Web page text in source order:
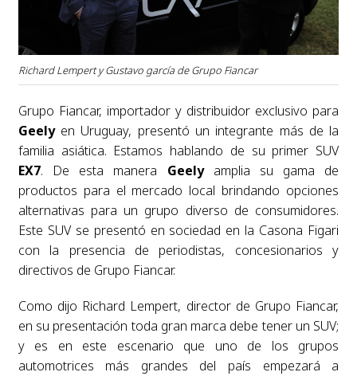
Richard Lempert y Gustavo garcía de Grupo Fiancar
Grupo Fiancar, importador y distribuidor exclusivo para
Geelyen Uruguay, presentó un integrante más de la
familia asiática. Estamos hablando de su primer SUV
EX7. De esta manera Geelyamplia su gama de
productos para el mercado local brindando opciones
alternativas para un grupo diverso de consumidores.
Este SUV se presentó en sociedad en la Casona Figari
con la presencia de periodistas, concesionarios y
directivos de Grupo Fiancar.
Como dijo Richard Lempert, director de Grupo Fiancar,
en su presentación toda gran marca debe tener un SUV;
y es en este escenario que uno de los grupos
automotrices más grandes del país empezará a